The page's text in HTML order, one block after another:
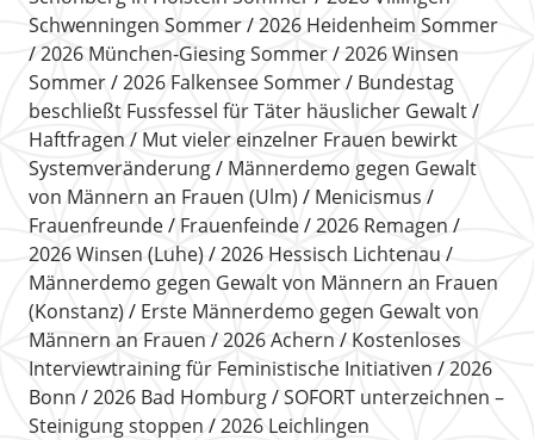
Schwenningen Sommer
2026 Heidenheim Sommer
2026 München-Giesing Sommer
2026 Winsen
Sommer
2026 Falkensee Sommer
Bundestag
beschließt Fussfessel für Täter häuslicher Gewalt
Haftfragen
Mut vieler einzelner Frauen bewirkt
Systemveränderung
Männerdemo gegen Gewalt
von Männern an Frauen (Ulm)
Menicismus
Frauenfreunde
Frauenfeinde
2026 Remagen
2026 Winsen (Luhe)
2026 Hessisch Lichtenau
Männerdemo gegen Gewalt von Männern an Frauen
(Konstanz)
Erste Männerdemo gegen Gewalt von
Männern an Frauen
2026 Achern
Kostenloses
Interviewtraining für Feministische Initiativen
2026
Bonn
2026 Bad Homburg
SOFORT unterzeichnen –
Steinigung stoppen
2026 Leichlingen